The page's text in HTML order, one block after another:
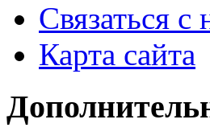
Связаться с
Карта сайта